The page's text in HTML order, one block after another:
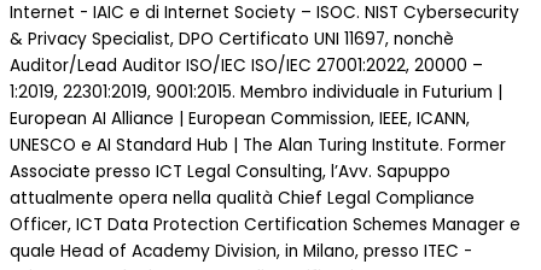
Internet - IAIC e di Internet Society – ISOC. NIST Cybersecurity
& Privacy Specialist, DPO Certificato UNI 11697, nonchè
Auditor/Lead Auditor ISO/IEC ISO/IEC 27001:2022, 20000 –
1:2019, 22301:2019, 9001:2015. Membro individuale in Futurium |
European AI Alliance | European Commission, IEEE, ICANN,
UNESCO e AI Standard Hub | The Alan Turing Institute. Former
Associate presso ICT Legal Consulting, l’Avv. Sapuppo
attualmente opera nella qualità Chief Legal Compliance
Officer, ICT Data Protection Certification Schemes Manager e
quale Head of Academy Division, in Milano, presso ITEC -